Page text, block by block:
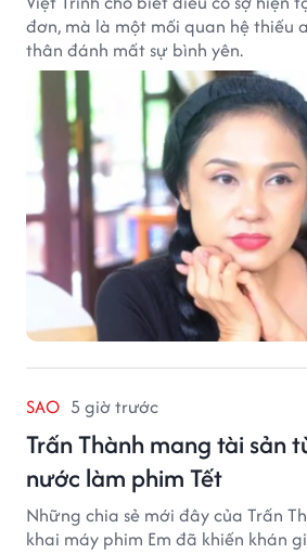
đơn, mà là một mối quan hệ thiếu
thân đánh mất sự bình yên.
SAO 5 giờ trước
Trấn Thành mang tài sản
nước làm phim Tết
Những chia sẻ mới đây của Trấn
khai máy phim Em đã khiến khán